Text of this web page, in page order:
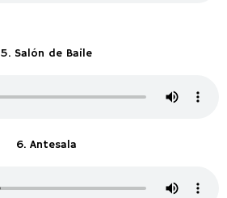
5. Salón de Baile
6. Antesala